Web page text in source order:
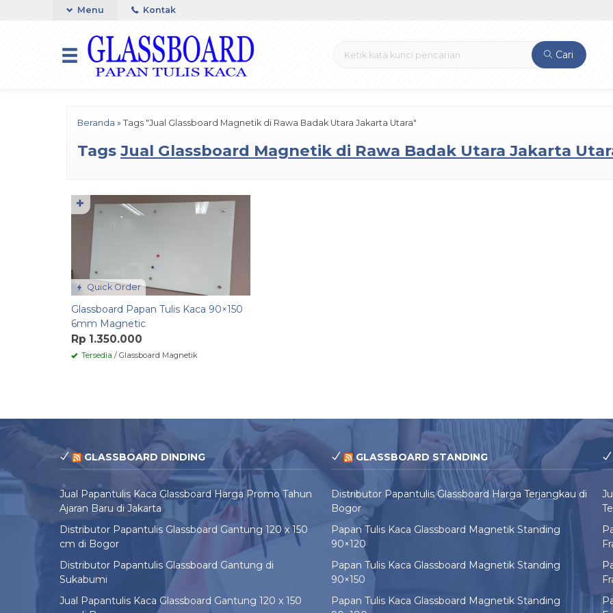
Menu Kontak
Cari
Beranda » Tags "Jual Glassboard Magnetik di Rawa Badak Utara Jakarta Utara"
Tags Jual Glassboard Magnetik di Rawa Badak Utara Jakarta
Quick Order
Glassboard Papan Tulis Kaca 90×150
6mm Magnetic
Rp 1.350.000
Tersedia / Glassboard Magnetik
✚
GLASSBOARD DINDING
Jual Papantulis Kaca Glassboard Harga Promo Tahun
Ajaran Baru di Jakarta
Distributor Papantulis Glassboard Gantung 120 x 150
cm di Bogor
Distributor Papantulis Glassboard Gantung di
Sukabumi
Jual Papantulis Kaca Glassboard Gantung 120 x 150
GLASSBOARD STANDING
Distributor Papantulis Glassboard Harga Terjangkau di
Bogor
Papan Tulis Kaca Glassboard Magnetik Standing
90×120
Papan Tulis Kaca Glassboard Magnetik Standing
90×150
Papan Tulis Kaca Glassboard Magnetik Standing